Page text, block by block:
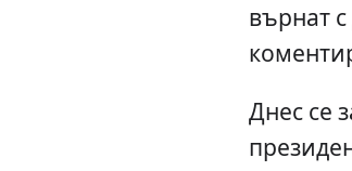
върнат
Днес се